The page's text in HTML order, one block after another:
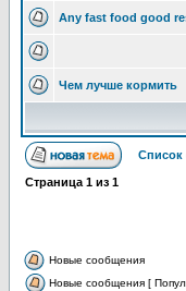
Any fast food good
Чем лучше кормить
Страница 1 из 1
Новые сообщения
Новые сообщения [